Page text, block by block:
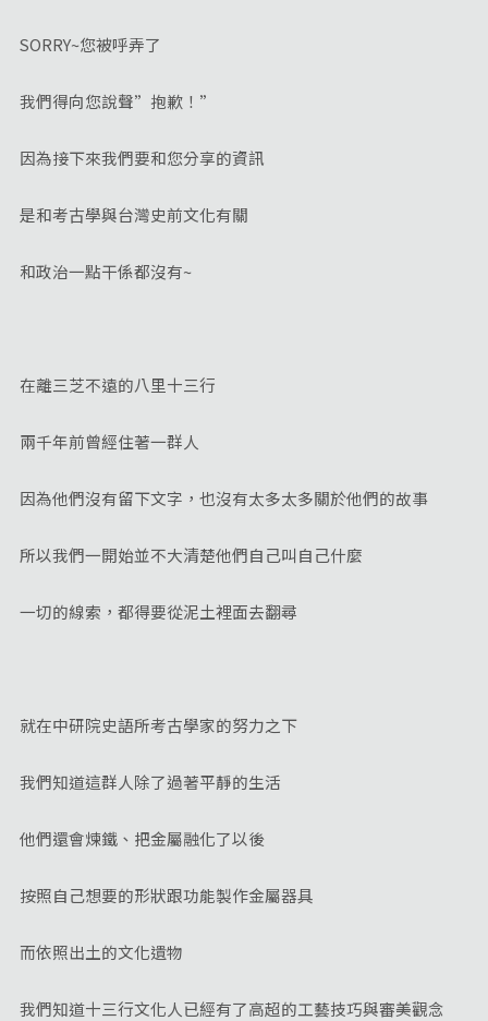
SORRY~您被呼弄了
我們得向您說聲”抱歉！”
因為接下來我們要和您分享的資訊
是和考古學與台灣史前文化有關
和政治一點干係都沒有~
在離三芝不遠的八里十三行
兩千年前曾經住著一群人
因為他們沒有留下文字，也沒有太多太多關於他們的故事
所以我們一開始並不大清楚他們自己叫自己什麼
一切的線索，都得要從泥土裡面去翻尋
就在中研院史語所考古學家的努力之下
我們知道這群人除了過著平靜的生活
他們還會煉鐵、把金屬融化了以後
按照自己想要的形狀跟功能製作金屬器具
而依照出土的文化遺物
我們知道十三行文化人已經有了高超的工藝技巧與審美觀念